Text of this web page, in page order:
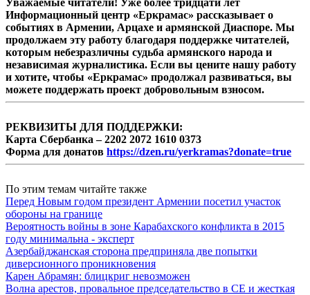
Уважаемые читатели! Уже более тридцати лет
Информационный центр «Еркрамас» рассказывает о
событиях в Армении, Арцахе и армянской Диаспоре. Мы
продолжаем эту работу благодаря поддержке читателей,
которым небезразличны судьба армянского народа и
независимая журналистика. Если вы цените нашу работу
и хотите, чтобы «Еркрамас» продолжал развиваться, вы
можете поддержать проект добровольным взносом.
РЕКВИЗИТЫ ДЛЯ ПОДДЕРЖКИ:
Карта Сбербанка – 2202 2072 1610 0373
Форма для донатов https://dzen.ru/yerkramas?donate=true
По этим темам читайте также
Перед Новым годом президент Армении посетил участок
обороны на границе
Вероятность войны в зоне Карабахского конфликта в 2015
году минимальна - эксперт
Азербайджанская сторона предприняла две попытки
диверсионного проникновения
Карен Абрамян: блицкриг невозможен
Волна арестов, провальное председательство в СЕ и жесткая